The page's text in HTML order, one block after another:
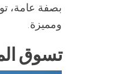
بصفة عامة،
ومميزة.
تسوق